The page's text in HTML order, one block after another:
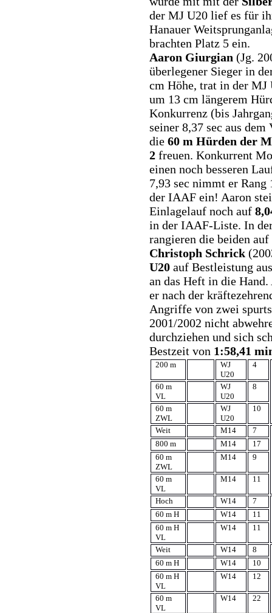
der MJ U20 lief es für
Hanauer
brachten Platz 5 ein.
Aaron Giurgian (Jg.
überlegener Sieger in
cm Höhe, trat in der MJ
um 13 cm längerem
Konkurrenz (bis
seiner 8,37 sec aus
die 60 m Hürden der
2freuen. Konkurrent
einen noch besseren
7,93 sec nimmt er
der IAAF ein! Aaron
Einlagelauf noch auf
in der IAAF-Liste. In
rangieren die beiden
Christoph Schrick
U20auf Bestleistung
an das Heft in die
er nach der
Angriffe von zwei
2001/2002 nicht
durchziehen und sich
Bestzeit von 1:58,41
200 m
WJ
U20
4
60 m
VL
WJ
U20
8
60 m
ZWL
WJ
U20
10
Weit M14
7
800 m
M14
17
60 m
ZWL
M14 9
60 m
VL
M14 11
Hoch W14
7
60 m H
W14
11
60 m H
VL
W14 11
Weit W14
8
60 m H
W14
10
60 m H
VL
W14 12
60 m
VL
W14 22